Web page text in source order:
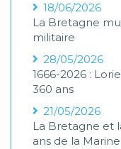
18/06/2026
La Bretagne
militaire
28/05/2026
1666-2026 :
360 ans
21/05/2026
La Bretagne et
ans de la Marine